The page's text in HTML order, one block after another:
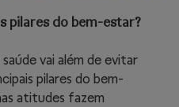
pilares do bem-estar?
vai além de evitar
pilares do bem-
atitudes fazem